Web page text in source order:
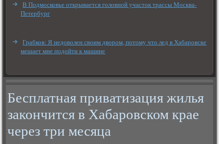
В Подмосковье открывается головной участок трассы Москва-
Петербург
Грабков: Я недоволен своим двором, потому что лед в Хабаровске
мешает мне подойти к машине
Бесплатная приватизация жилья
закончится в Хабаровском крае
через три месяца